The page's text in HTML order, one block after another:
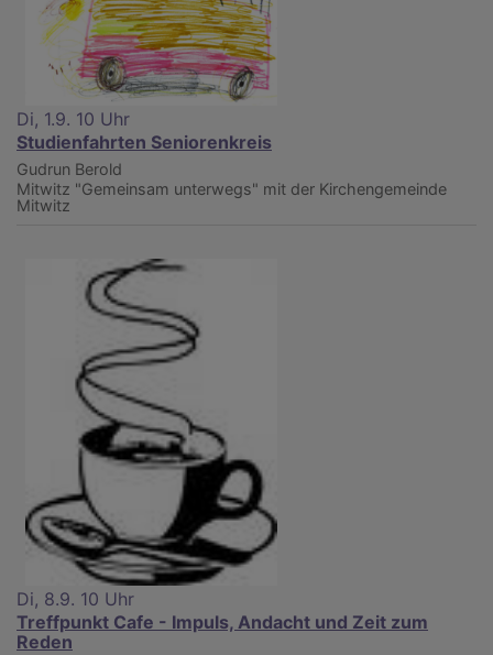
Di, 1.9. 10 Uhr
Studienfahrten Seniorenkreis
Gudrun Berold
Mitwitz "Gemeinsam unterwegs" mit der Kirchengemeinde
Mitwitz
Di, 8.9. 10 Uhr
Treffpunkt Cafe - Impuls, Andacht und Zeit zum
Reden